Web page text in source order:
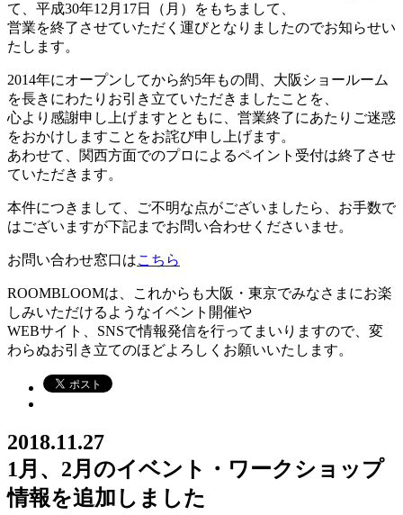
て、平成30年12月17日（月）をもちまして、
営業を終了させていただく運びとなりましたのでお知らせい
たします。
2014年にオープンしてから約5年もの間、大阪ショールーム
を長きにわたりお引き立ていただきましたことを、
心より感謝申し上げますとともに、営業終了にあたりご迷惑
をおかけしますことをお詫び申し上げます。
あわせて、関西方面でのプロによるペイント受付は終了させ
ていただきます。
本件につきまして、ご不明な点がございましたら、お手数で
はございますが下記までお問い合わせくださいませ。
お問い合わせ窓口はこちら
ROOMBLOOMは、これからも大阪・東京でみなさまにお楽
しみいただけるようなイベント開催や
WEBサイト、SNSで情報発信を行ってまいりますので、変
わらぬお引き立てのほどよろしくお願いいたします。
2018.11.27
1月、2月のイベント・ワークショップ
情報を追加しました